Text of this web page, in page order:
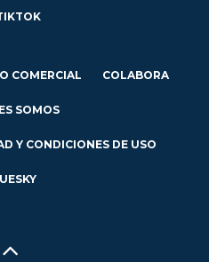
COMERCIAL COLABORA
SOMOS
Y CONDICIONES DE USO